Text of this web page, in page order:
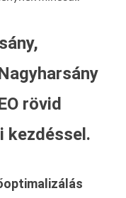
rövid
kezdéssel.